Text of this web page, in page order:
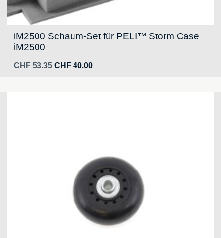
iM2500 Schaum-Set für PELI™ Storm Case
iM2500
CHF53.35 Ursprünglicher
CHF 40.00Aktueller